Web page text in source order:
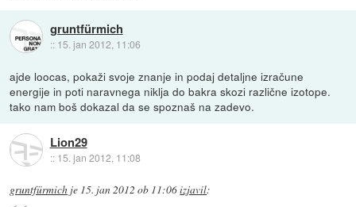
gruntfürmich
:: 15. jan 2012, 11:06
ajde loocas, pokaži svoje znanje in podaj detaljne izračune
energije in poti naravnega niklja do bakra skozi različne izotope.
tako nam boš dokazal da se spoznaš na zadevo.
Lion29
:: 15. jan 2012, 11:08
gruntfürmich je 15. jan 2012 ob 11:06izjavil: